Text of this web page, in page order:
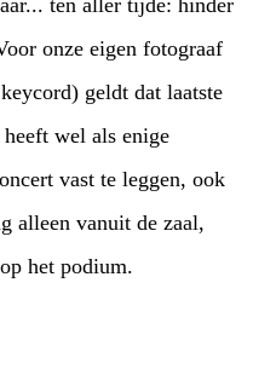
ten aller tijde: hinder
onze eigen fotograaf
geldt dat laatste
wel als enige
vast te leggen, ook
alleen vanuit de zaal,
het podium.